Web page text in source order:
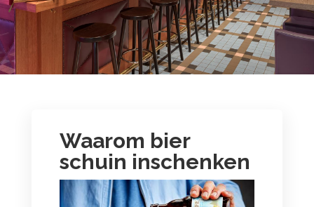
Waarom bier
schuin inschenken